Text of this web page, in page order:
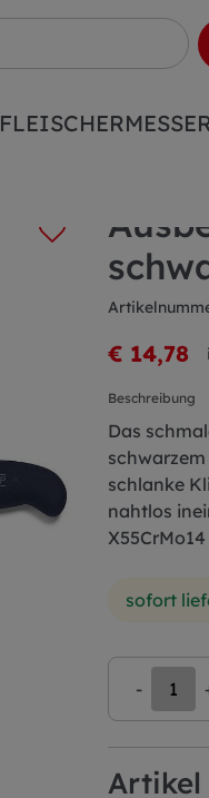
€ 14,78
Beschreibung
Das
schlanke
nahtlos
sofort
-
Artikel